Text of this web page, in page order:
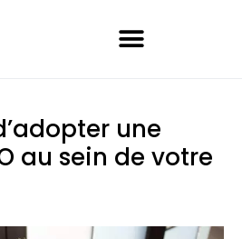
une
au sein de votre